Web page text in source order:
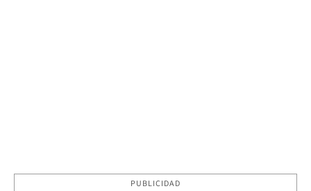
PUBLICIDAD